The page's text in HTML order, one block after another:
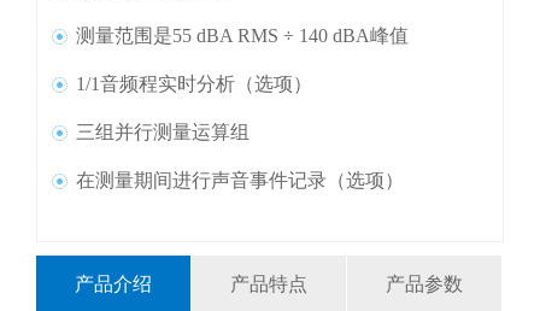
测量范围是55 dBA RMS ÷ 140 dBA峰值
1/1音频程实时分析（选项）
三组并行测量运算组
在测量期间进行声音事件记录（选项）
产品介绍 产品特点 产品参数